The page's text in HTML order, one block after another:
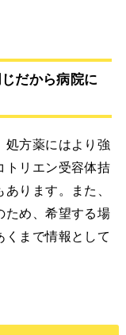
だから病院に
処方薬にはより強
トリエン受容体拮
ります。また、
ため、希望する場
まで情報として